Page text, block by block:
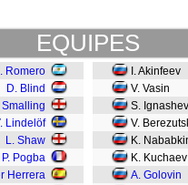
EQUIPES
Romero
D. Blind
Smalling
Lindelöf
L. Shaw
P. Pogba
Herrera
I. Akinfeev
V. Vasin
S.
V.
K.
K. Kuchaev
A. Golovin